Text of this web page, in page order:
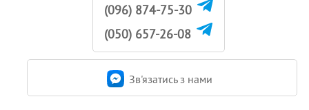
(096) 874-75-30
(050) 657-26-08
Зв'язатись з нами